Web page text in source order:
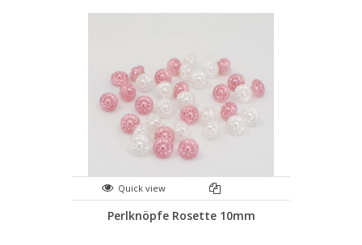
Quick view
Perlknöpfe Rosette 10mm